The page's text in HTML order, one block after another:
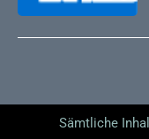
Sämtliche